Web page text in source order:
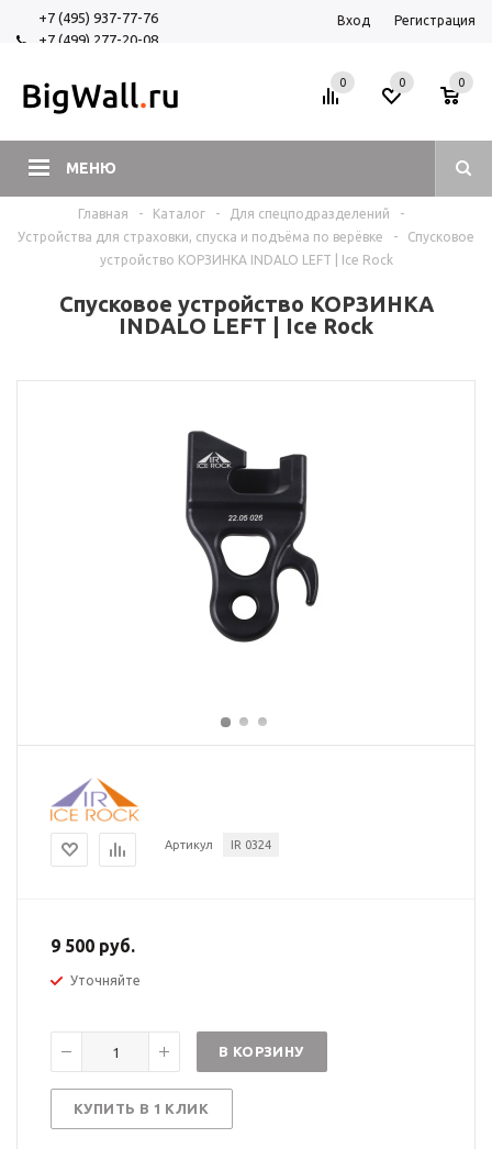
+7 (495) 937-77-76
+7 (499) 277-20-08
Вход Регистрация
МЕНЮ
0 0
0
Главная - Каталог - Для спецподразделений
-
Устройства для страховки, спуска и подъёма по верёвкe
-
Спусковое
устройство КОРЗИНКА INDALO LEFT | Ice Rock
Спусковое устройство КОРЗИНКА
INDALO LEFT | Ice Rock
Артикул IR 0324
9 500 руб.
Уточняйте
В КОРЗИНУ
КУПИТЬ В 1 КЛИК